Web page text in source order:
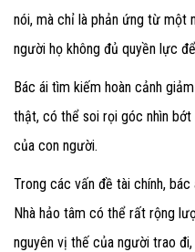
nói, mà chỉ là phản ứng từ một
người họ không đủ quyền lực
Bác ái tìm kiếm hoàn cảnh
thật, có thể soi rọi góc nhìn
của con người.
Trong các vấn đề tài chính,
Nhà hảo tâm có thể rất rộng
nguyên vị thế của người trao